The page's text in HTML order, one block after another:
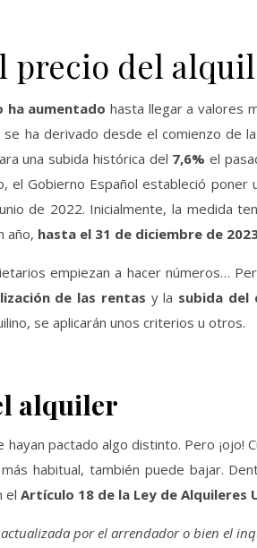
precio del
ha aumentado hasta llegar a valores
se ha derivado desde el comienzo de
una subida histórica del 7,6% el
el Gobierno Español estableció poner
de 2022. Inicialmente, la medida
año, hasta el 31 de diciembre de
empiezan a hacer números…
de las rentas y la subida del
se aplicarán unos criterios u otros.
alquiler
pactado algo distinto. Pero ¡ojo!
habitual, también puede bajar.
el Artículo 18 de la Ley de Alquileres
por el arrendador o bien el